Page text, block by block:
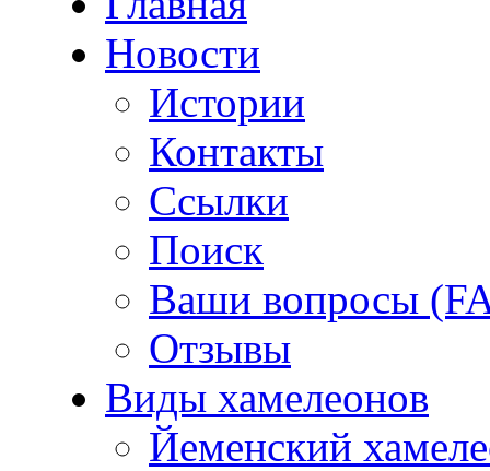
Новости
Истории
Контакты
Ссылки
Поиск
Ваши вопросы
Отзывы
Виды хамелеонов
Йеменский